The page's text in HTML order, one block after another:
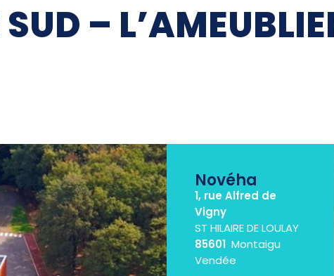
–
Novéha
1, rue Alfred de
Vigny
ST HILAIRE DE LOULAY
85601 Montaigu
Vendée